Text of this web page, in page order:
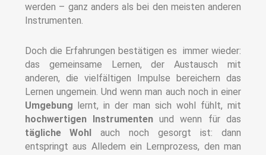
werden – ganz anders als bei den meisten anderen
Instrumenten.
Doch die Erfahrungen bestätigen es immer wieder:
das gemeinsame Lernen, der Austausch mit
anderen, die vielfältigen Impulse bereichern das
Lernen ungemein. Und wenn man auch noch in einer
Umgebung lernt, in der man sich wohl fühlt, mit
hochwertigen Instrumenten und wenn für das
tägliche Wohl auch noch gesorgt ist: dann
entspringt aus Alledem ein Lernprozess, den man